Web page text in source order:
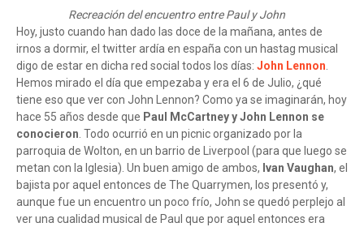
Recreación del encuentro entre Paul y John
Hoy, justo cuando han dado las doce de la mañana, antes de
irnos a dormir, el twitter ardía en españa con un hastag musical
digo de estar en dicha red social todos los días: John Lennon.
Hemos mirado el día que empezaba y era el 6 de Julio, ¿qué
tiene eso que ver con John Lennon? Como ya se imaginarán, hoy
hace 55 años desde que Paul McCartney y John Lennon se
conocieron. Todo ocurrió en un picnic organizado por la
parroquia de Wolton, en un barrio de Liverpool (para que luego se
metan con la Iglesia). Un buen amigo de ambos, Ivan Vaughan, el
bajista por aquel entonces de The Quarrymen, los presentó y,
aunque fue un encuentro un poco frío, John se quedó perplejo al
ver una cualidad musical de Paul que por aquel entonces era